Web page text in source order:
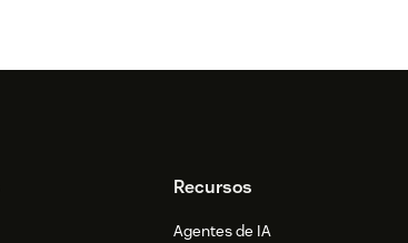
Recursos
Agentes de IA